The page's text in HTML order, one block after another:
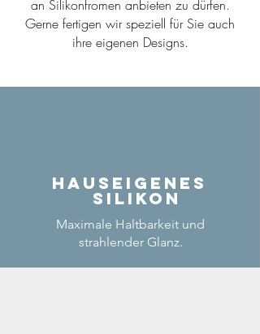
an Silikonfromen anbieten zu dürfen.
Gerne fertigen wir speziell für Sie auch
ihre eigenen Designs.
Hauseigenes
Silikon
Maximale Haltbarkeit und
strahlender Glanz.